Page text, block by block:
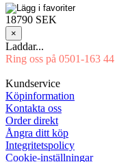
18790 SEK
×
Laddar...
Ring oss på 0501-163 44
Kundservice
Köpinformation
Kontakta oss
Order direkt
Ångra ditt köp
Integritetspolicy
Cookie-inställningar